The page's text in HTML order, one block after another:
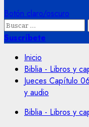
Botón claro/oscuro
Buscar:
Suscríbete
Inicio
Biblia - Libros y
Jueces Capítulo
y audio
Biblia - Libros y